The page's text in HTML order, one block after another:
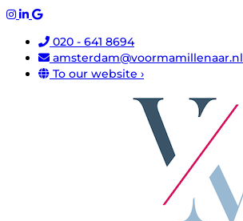
020 - 641 8694
amsterdam@voormamillenaar.nl
To our website ›